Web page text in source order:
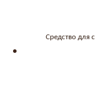
Средство для